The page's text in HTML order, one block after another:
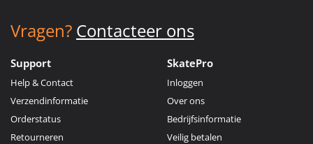
Vragen? Contacteer ons
Support
Help & Contact
Verzendinformatie
Orderstatus
Retourneren
SkatePro
Inloggen
Over ons
Bedrijfsinformatie
Veilig betalen